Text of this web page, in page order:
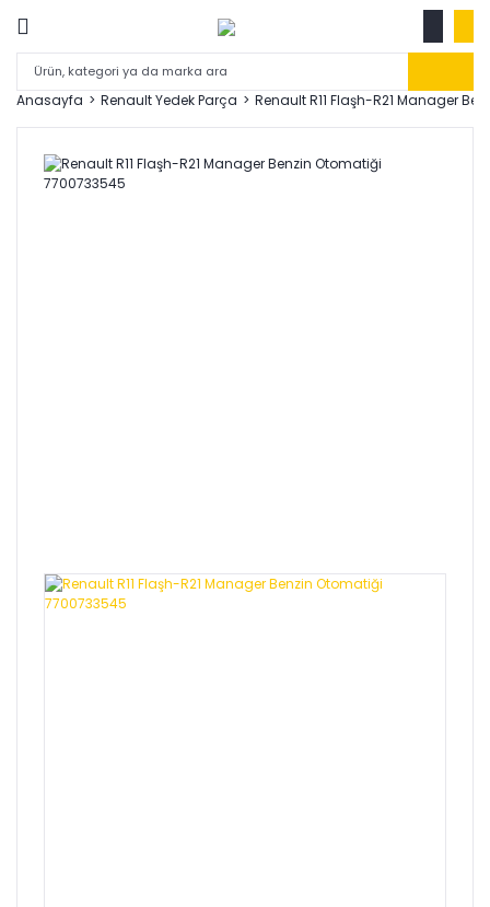
Anasayfa Renault Yedek Parça Renault R11 Flaşh-R21 Manager